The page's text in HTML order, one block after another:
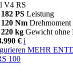
V4 RS
182 PS Leistung
120 Nm Drehmoment
220 kg Gewicht ohne
€ i
MEHR
100